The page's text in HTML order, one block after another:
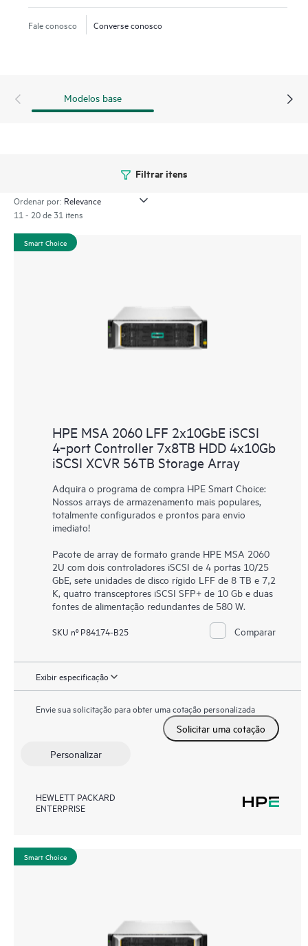
anterior, com ampla potência até mesmo para as cargas de
trabalho mais exigentes.
Fale conosco Converse conosco
Modelos base
Filtrar itens
Ordenar por:
11 - 20 de 31 itens
Smart Choice
HPE MSA 2060 LFF 2x10GbE iSCSI
4‑port Controller 7x8TB HDD 4x10Gb
iSCSI XCVR 56TB Storage Array
Adquira o programa de compra HPE Smart Choice:
Nossos arrays de armazenamento mais populares,
totalmente configurados e prontos para envio
imediato!
Pacote de array de formato grande HPE MSA 2060
2U com dois controladores iSCSI de 4 portas 10/25
GbE, sete unidades de disco rígido LFF de 8 TB e 7,2
K, quatro transceptores iSCSI SFP+ de 10 Gb e duas
fontes de alimentação redundantes de 580 W.
SKU nº P84174-B25 Comparar
Exibir especificação
Envie sua solicitação para obter uma cotação personalizada
Solicitar uma cotação
Personalizar
HEWLETT PACKARD
ENTERPRISE
Smart Choice